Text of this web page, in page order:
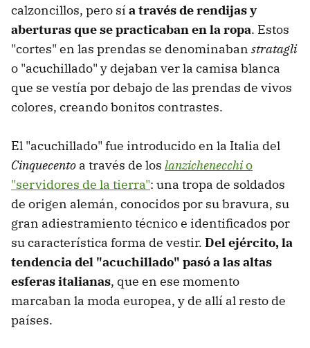
calzoncillos, pero sí a través de rendijas y
aberturas que se practicaban en la ropa. Estos
"cortes" en las prendas se denominaban stratagli
o "acuchillado" y dejaban ver la camisa blanca
que se vestía por debajo de las prendas de vivos
colores, creando bonitos contrastes.
El "acuchillado" fue introducido en la Italia del
Cinquecento a través de los lanzichenecchio
"servidores de la tierra": una tropa de soldados
de origen alemán, conocidos por su bravura, su
gran adiestramiento técnico e identificados por
su característica forma de vestir. Del ejército, la
tendencia del "acuchillado" pasó a las altas
esferas italianas, que en ese momento
marcaban la moda europea, y de allí al resto de
países.